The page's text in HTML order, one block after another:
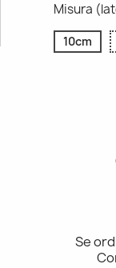
Misura
10cm
Se